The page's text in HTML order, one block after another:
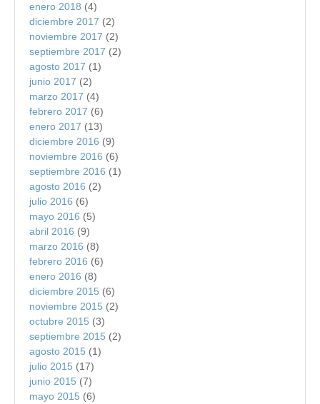
enero 2018 (4)
diciembre 2017 (2)
noviembre 2017 (2)
septiembre 2017 (2)
agosto 2017 (1)
junio 2017 (2)
marzo 2017 (4)
febrero 2017 (6)
enero 2017 (13)
diciembre 2016 (9)
noviembre 2016 (6)
septiembre 2016 (1)
agosto 2016 (2)
julio 2016 (6)
mayo 2016 (5)
abril 2016 (9)
marzo 2016 (8)
febrero 2016 (6)
enero 2016 (8)
diciembre 2015 (6)
noviembre 2015 (2)
octubre 2015 (3)
septiembre 2015 (2)
agosto 2015 (1)
julio 2015 (17)
junio 2015 (7)
mayo 2015 (6)